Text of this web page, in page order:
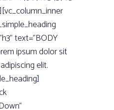
text=”BODY
ipsum dolor sit
elit.